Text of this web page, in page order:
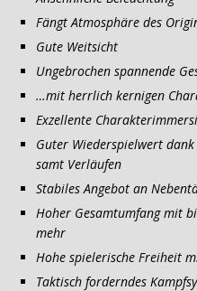
Fängt Atmosphäre des
Gute Weitsicht
Ungebrochen spannende
…mit herrlich kernigen
Exzellente
Guter Wiederspielwert
samt Verläufen
Stabiles Angebot an
Hoher Gesamtumfang mit
mehr
Hohe spielerische Freiheit
Taktisch forderndes